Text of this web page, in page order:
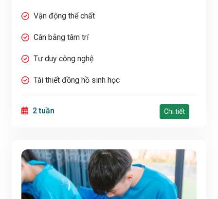
Vận động thể chất
Cân bằng tâm trí
Tư duy công nghệ
Tái thiết đồng hồ sinh học
2 tuần Chi tiết